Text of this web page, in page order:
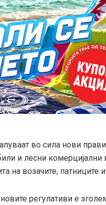
во сила нови
и лесни
на возачите, патниците
регулативи е